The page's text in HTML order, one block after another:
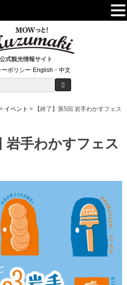
式観光情報サイト
ポリシー English・中文
> イベント > 【終了】第5回 岩手わかすフェス
岩手わかすフェス